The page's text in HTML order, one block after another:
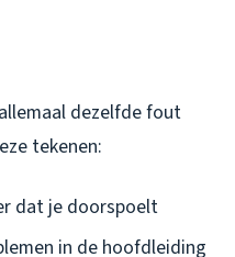
dezelfde fout
tekenen:
dat je doorspoelt
in de hoofdleiding